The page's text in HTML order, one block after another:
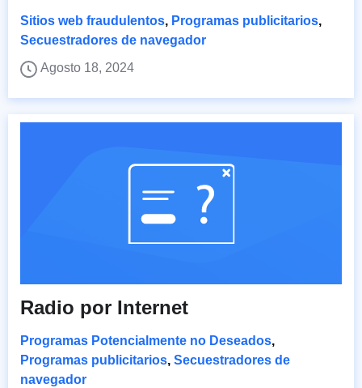
Sitios web fraudulentos, Programas publicitarios,
Secuestradores de navegador
Agosto 18, 2024
Radio por Internet
Programas Potencialmente no Deseados,
Programas publicitarios, Secuestradores de
navegador